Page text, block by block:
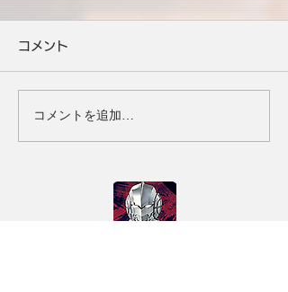
コメント
コメントを追加…